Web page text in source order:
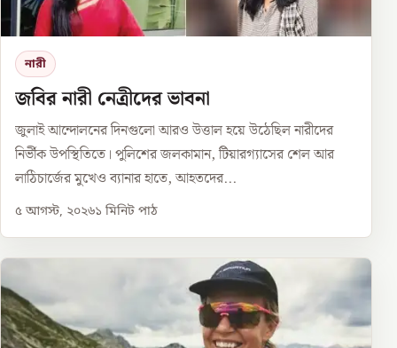
নারী
জবির নারী নেত্রীদের ভাবনা
জুলাই আন্দোলনের দিনগুলো আরও উত্তাল হয়ে উঠেছিল নারীদের
নির্ভীক উপস্থিতিতে। পুলিশের জলকামান, টিয়ারগ্যাসের শেল আর
লাঠিচার্জের মুখেও ব্যানার হাতে, আহতদের...
৫ আগস্ট, ২০২৬১ মিনিট পাঠ